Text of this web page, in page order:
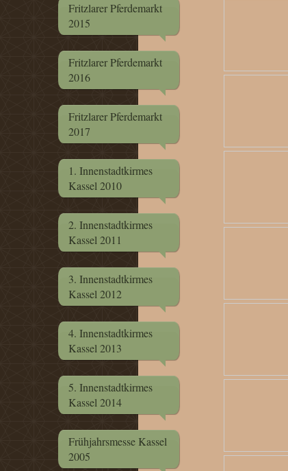
Fritzlarer Pferdemarkt
2015
Fritzlarer Pferdemarkt
2016
Fritzlarer Pferdemarkt
2017
1. Innenstadtkirmes
Kassel 2010
2. Innenstadtkirmes
Kassel 2011
3. Innenstadtkirmes
Kassel 2012
4. Innenstadtkirmes
Kassel 2013
5. Innenstadtkirmes
Kassel 2014
Frühjahrsmesse Kassel
2005